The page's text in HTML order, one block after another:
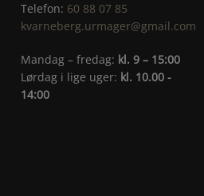
Telefon: 60 88 07 85
kvarneberg.urmager@gmail.com
Mandag – fredag: kl. 9 – 15:00
Lørdag i lige uger: kl. 10.00 -
14:00